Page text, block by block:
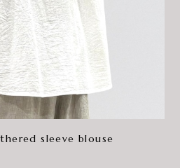
sleeve blouse